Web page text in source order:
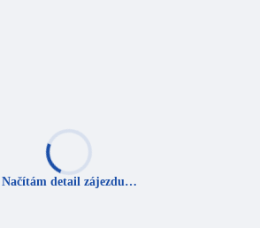
Načítám detail zájezdu…